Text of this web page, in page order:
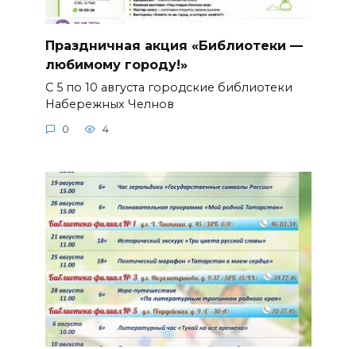
Праздничная акция «Библиотеки —
любимому городу!»
С 5 по 10 августа городские библиотеки
Набережных Челнов
0 4